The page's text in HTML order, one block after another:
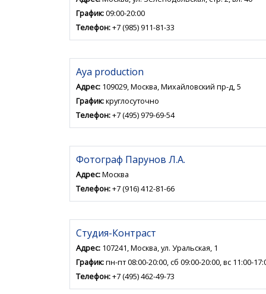
График:09:00-20:00
Телефон:+7 (985) 911-81-33
Аya production
Адрес: 109029, Москва, Михайловский пр-д, 5
График:круглосуточно
Телефон:+7 (495) 979-69-54
Фотограф Парунов Л.А.
Адрес:Москва
Телефон:+7 (916) 412-81-66
Студия-Контраст
Адрес: 107241, Москва, ул. Уральская, 1
График:пн-пт 08:00-20:00, сб 09:00-20:00, вс 11:00-
Телефон:+7 (495) 462-49-73